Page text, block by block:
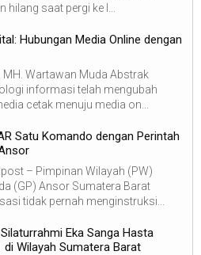
saat pergi ke l...
Hubungan Media Online dengan
MH. Wartawan Muda Abstrak
informasi telah mengubah
cetak menuju media on...
Satu Komando dengan Perintah
– Pimpinan Wilayah (PW)
(GP) Ansor Sumatera Barat
tidak pernah menginstruksi...
Eka Sanga Hasta
Wilayah Sumatera Barat